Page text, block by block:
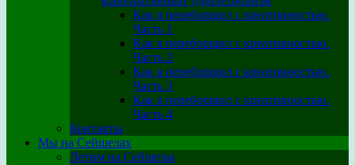
Как я переборщил с креативностью.
Часть 1
Как я переборщил с креативностью.
Часть 2
Как я переборщил с креативностью.
Часть 3
Как я переборщил с креативностью.
Часть 4
Контакты
Мы на Сейшелах
Летим на Сейшелы